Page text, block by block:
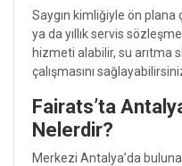
Saygın kimliğiyle ön plana
ya da yıllık servis
hizmeti alabilir, su arıtma
çalışmasını
Fairats’ta
Nelerdir?
Merkezi Antalya’da